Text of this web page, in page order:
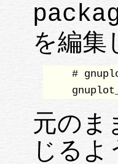
を編集
#
元のま
じるよ